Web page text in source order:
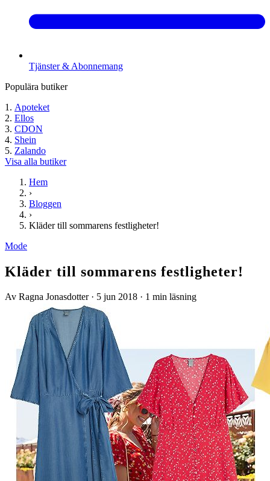
Tjänster & Abonnemang
Populära butiker
Apoteket
Ellos
CDON
Shein
Zalando
Visa alla butiker
Hem
›
Bloggen
›
Kläder till sommarens festligheter!
Mode
Kläder till sommarens festligheter!
Av Ragna Jonasdotter · 5 jun 2018 · 1 min läsning